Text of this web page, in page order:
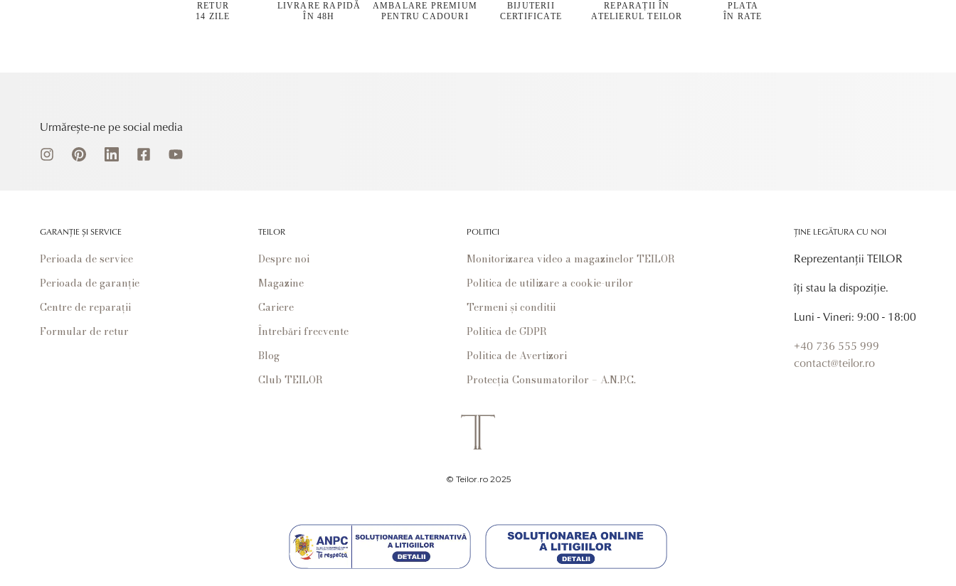
RETUR
14 ZILE
LIVRARE RAPIDĂ
ÎN 48H
AMBALARE PREMIUM
PENTRU CADOURI
BIJUTERII
CERTIFICATE
REPARAȚII ÎN
ATELIERUL TEILOR
PLATA
ÎN RATE
Urmărește-ne pe social media
GARANȚIE ȘI SERVICE
Perioada de service
Perioada de garanție
Centre de reparații
Formular de retur
TEILOR
Despre noi
Magazine
Cariere
Întrebări frecvente
Blog
Club TEILOR
POLITICI
Monitorizarea video a magazinelor TEILOR
Politica de utilizare a cookie-urilor
Termeni și conditii
Politica de GDPR
Politica de Avertizori
Protecția Consumatorilor – A.N.P.C.
ȚINE LEGĂTURA CU NOI
Reprezentanții TEILOR
îți stau la dispoziție.
Luni - Vineri: 9:00 - 18:00
+40 736 555 999
contact@teilor.ro
© Teilor.ro 2025